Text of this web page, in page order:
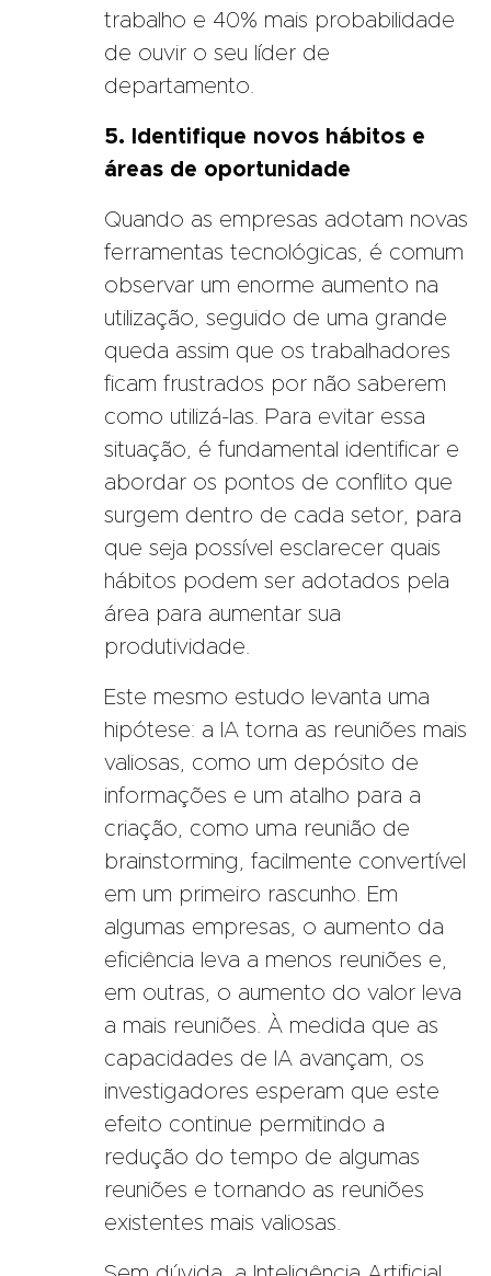
trabalho e 40% mais probabilidade
de ouvir o seu líder de
departamento.
5. Identifique novos hábitos e
áreas de oportunidade
Quando as empresas adotam novas
ferramentas tecnológicas, é comum
observar um enorme aumento na
utilização, seguido de uma grande
queda assim que os trabalhadores
ficam frustrados por não saberem
como utilizá-las. Para evitar essa
situação, é fundamental identificar e
abordar os pontos de conflito que
surgem dentro de cada setor, para
que seja possível esclarecer quais
hábitos podem ser adotados pela
área para aumentar sua
produtividade.
Este mesmo estudo levanta uma
hipótese: a IA torna as reuniões mais
valiosas, como um depósito de
informações e um atalho para a
criação, como uma reunião de
brainstorming, facilmente convertível
em um primeiro rascunho. Em
algumas empresas, o aumento da
eficiência leva a menos reuniões e,
em outras, o aumento do valor leva
a mais reuniões. À medida que as
capacidades de IA avançam, os
investigadores esperam que este
efeito continue permitindo a
redução do tempo de algumas
reuniões e tornando as reuniões
existentes mais valiosas.